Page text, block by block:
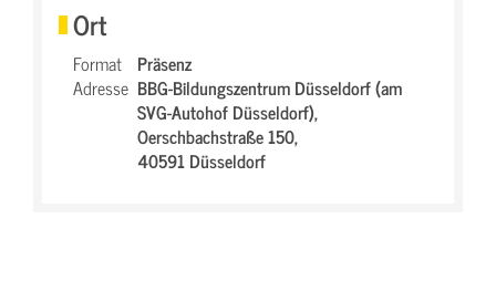
Ort
Format Präsenz
Adresse BBG-Bildungszentrum Düsseldorf (am
SVG-Autohof Düsseldorf),
Oerschbachstraße 150,
40591 Düsseldorf